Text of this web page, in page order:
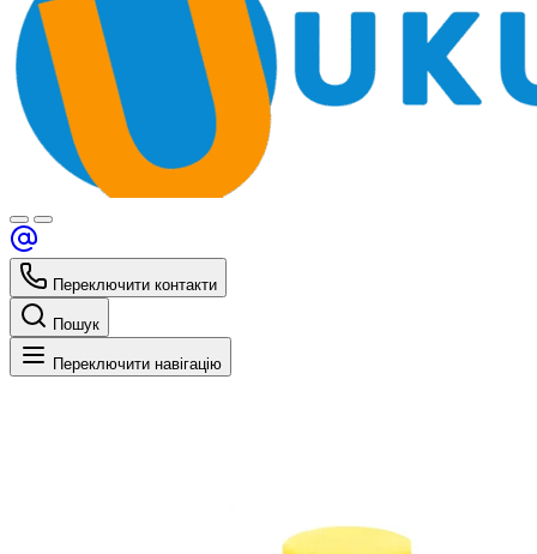
Переключити контакти
Пошук
Переключити навігацію